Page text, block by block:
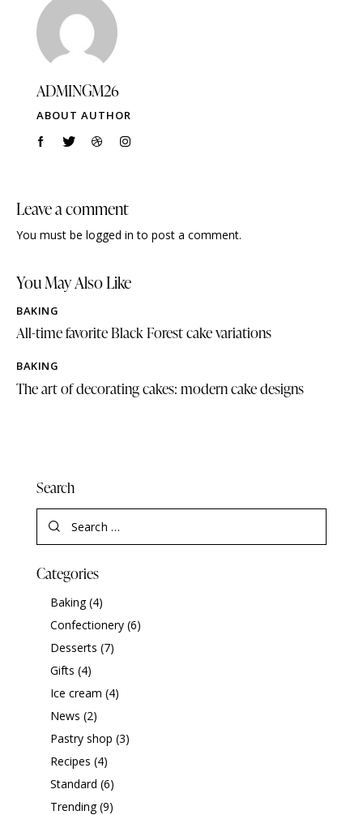
ADMINGM26
ABOUT AUTHOR
Leave a comment
You must be logged in to post a comment.
You May Also Like
BAKING
All-time favorite Black Forest cake variations
BAKING
The art of decorating cakes: modern cake designs
Search
Categories
Baking(4)
Confectionery(6)
Desserts (7)
Gifts (4)
Ice cream (4)
News (2)
Pastry shop (3)
Recipes (4)
Standard (6)
Trending(9)